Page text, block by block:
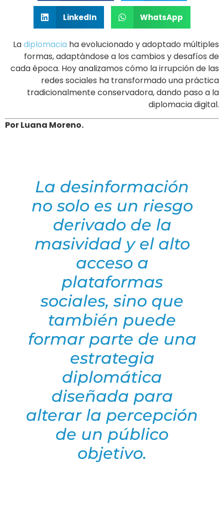
LinkedIn WhatsApp
Ladiplomacia ha evolucionado y adoptado múltiples
formas, adaptándose a los cambios y desafíos de
cada época. Hoy analizamos cómo la irrupción de las
redes sociales ha transformado una práctica
tradicionalmente conservadora, dando paso a la
diplomacia digital.
Por Luana Moreno.
La desinformación
no solo es un riesgo
derivado de la
masividad y el alto
acceso a
plataformas
sociales, sino que
también puede
formar parte de una
estrategia
diplomática
diseñada para
alterar la percepción
de un público
objetivo.